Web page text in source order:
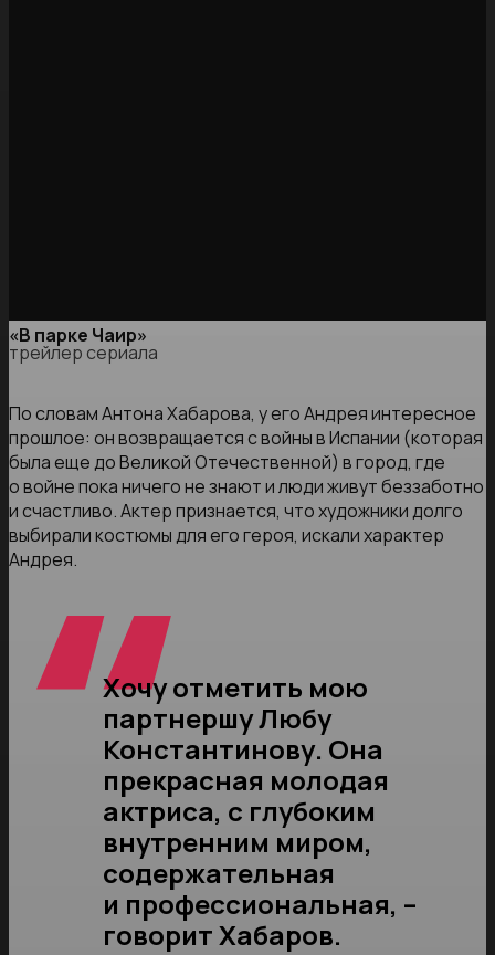
«В парке Чаир»
трейлер сериала
По словам Антона Хабарова, у его Андрея интересное
прошлое: он возвращается с войны в Испании (которая
была еще до Великой Отечественной) в город, где
о войне пока ничего не знают и люди живут беззаботно
и счастливо. Актер признается, что художники долго
выбирали костюмы для его героя, искали характер
Андрея.
Хочу отметить мою
партнершу Любу
Константинову. Она
прекрасная молодая
актриса, с глубоким
внутренним миром,
содержательная
и профессиональная, –
говорит Хабаров.